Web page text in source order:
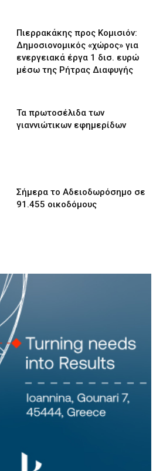
Πιερρακάκης προς Κομισιόν:
Δημοσιονομικός «χώρος» για
ενεργειακά έργα 1 δισ. ευρώ
μέσω της Ρήτρας Διαφυγής
Τα πρωτοσέλιδα των
γιαννιώτικων εφημερίδων
Σήμερα το Αδειοδωρόσημο σε
91.455 οικοδόμους